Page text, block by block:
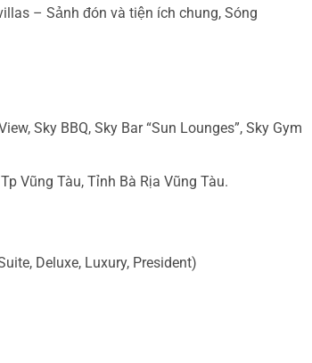
– Sảnh đón và tiện ích chung, Sóng
Sky BBQ, Sky Bar “Sun Lounges”, Sky Gym
Vũng Tàu, Tỉnh Bà Rịa Vũng Tàu.
Deluxe, Luxury, President)